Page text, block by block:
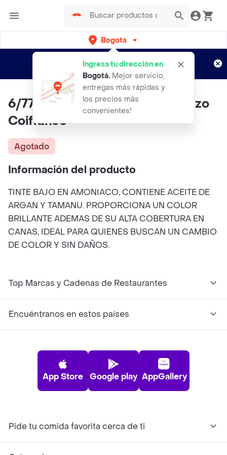
Bogotá
Ingresa tu dirección en
Bogotá. Mejor servicio,
entregas más rápidas y
los precios más
convenientes!
envíos gratis por semanas
Aplican TyC
6/77 Rubio Oscuro Maaron Rojizo
Coiffance
Agotado
Información del producto
TINTE BAJO EN AMONIACO, CONTIENE ACEITE DE
ARGAN Y TAMANU. PROPORCIONA UN COLOR
BRILLANTE ADEMAS DE SU ALTA COBERTURA EN
CANAS, IDEAL PARA QUIENES BUSCAN UN CAMBIO
DE COLOR Y SIN DAÑOS.
Top Marcas y Cadenas de Restaurantes
Encuéntranos en estos países
App Store Google play AppGallery
Pide tu comida favorita cerca de ti